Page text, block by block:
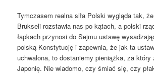
Tymczasem realna siła Polski wygląda tak,
Brukseli rozstawia nas po kątach, a polski
łapkach przynosi do Sejmu ustawę
polską Konstytucję i zapewnia, że jak ta
uchwalona, to dostaniemy pieniążka, za który
Japonię. Nie wiadomo, czy śmiać się, czy